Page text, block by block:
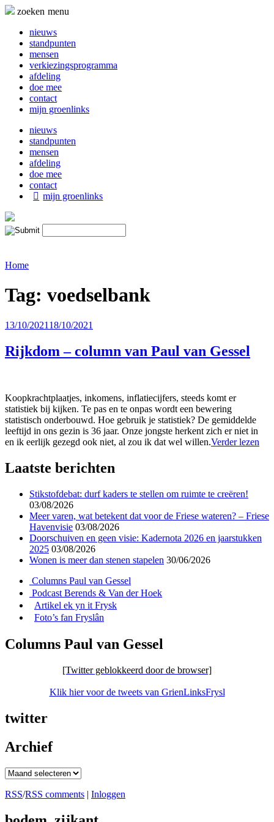
Naar
inhoud
springen
zoeken menu
nieuws
standpunten
mensen
verkiezingsprogramma
afdeling
doe mee
contact
mijn groenlinks
nieuws
standpunten
mensen
afdeling
doe mee
contact
mijn groenlinks
Home
Tag: voedselbank
Geplaatst
13/10/2021 18/10/2021
Rijkdom – column van Paul van Gessel
Koopkrachtplaatjes, inkomens, inflatiecijfers, steeds komt er
statistiek bij kijken. Te pas en te onpas wordt een bewering
statistisch onderbouwd. Hoe gebruik je statistiek? De gemiddelde
leeftijd in ons gezin is 36 jaar. Onze jongste herkent zich er niet in
en ik eerlijk gezegd ook niet, al zou ik dat wel willen.Verder lezen
Laatste berichten
Stikstofdebat: durf kaders te stellen om ruimte te creëren!
03/08/2026
Meer varen, wat betekent dat voor de Friese wateren? – Friese
Havenvisie 03/08/2026
Doorschuiven en geen visie: Kadernota 2026 en jaarstukken
2025 03/08/2026
Wonen is meer dan stenen stapelen 30/06/2026
Columns Paul van Gessel
Podcast Berends & Van der Hoek
Artikel ek yn it Frysk
Foto’s fan Fryslân
Columns Paul van Gessel
[Twitter geblokkeerd door de browser]
Klik hier voor de tweets van GrienLinksFrysl
twitter
Archief
Archief
RSS/RSS comments | Inloggen